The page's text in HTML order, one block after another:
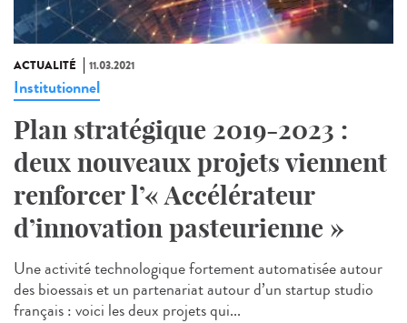
ACTUALITÉ 11.03.2021
Institutionnel
Plan stratégique 2019-2023 :
deux nouveaux projets viennent
renforcer l’« Accélérateur
d’innovation pasteurienne »
Une activité technologique fortement automatisée autour
des bioessais et un partenariat autour d’un startup studio
français : voici les deux projets qui...